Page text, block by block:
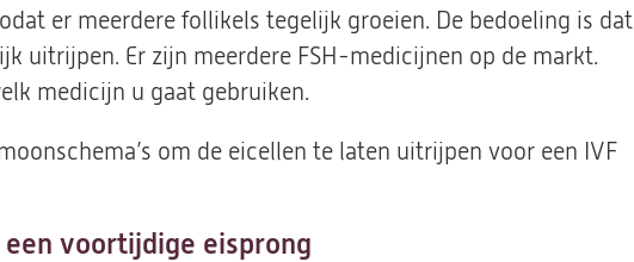
er meerdere follikels tegelijk groeien. De bedoeling is dat
uitrijpen. Er zijn meerdere FSH-medicijnen op de markt.
medicijn u gaat gebruiken.
om de eicellen te laten uitrijpen voor een IVF
voortijdige eisprong